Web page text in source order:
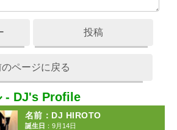
投稿
のページに戻る
- DJ's Profile
名前 ：DJ HIROTO
誕生日 ：9月14日